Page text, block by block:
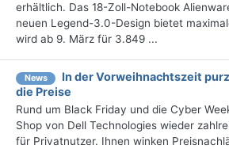
erhältlich. Das 18-Zoll-Notebook
neuen Legend-3.0-Design bietet
wird ab 9. März für 3.849 ...
News
In der Vorweihnachtszeit
die Preise
Rund um Black Friday und die Cyber
Shop von Dell Technologies wieder
für Privatnutzer. Ihnen winken